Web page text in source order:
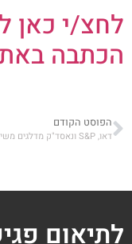
לחצ/י כאן
הכתבה
הפוסט הקודם
דאו, S&P ונאסד"ק מדלגים משיא לשיא
לתיאום